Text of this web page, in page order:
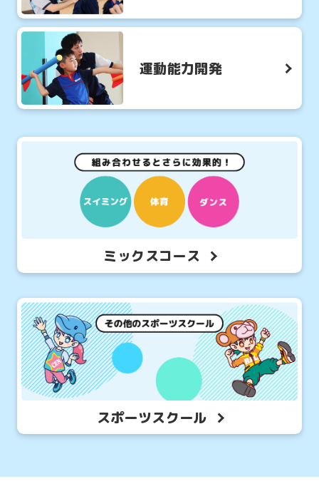
運動能力開発
ミックスコース
スポーツスクール
For
foreigners
Central
official
website
automatically
translated
into